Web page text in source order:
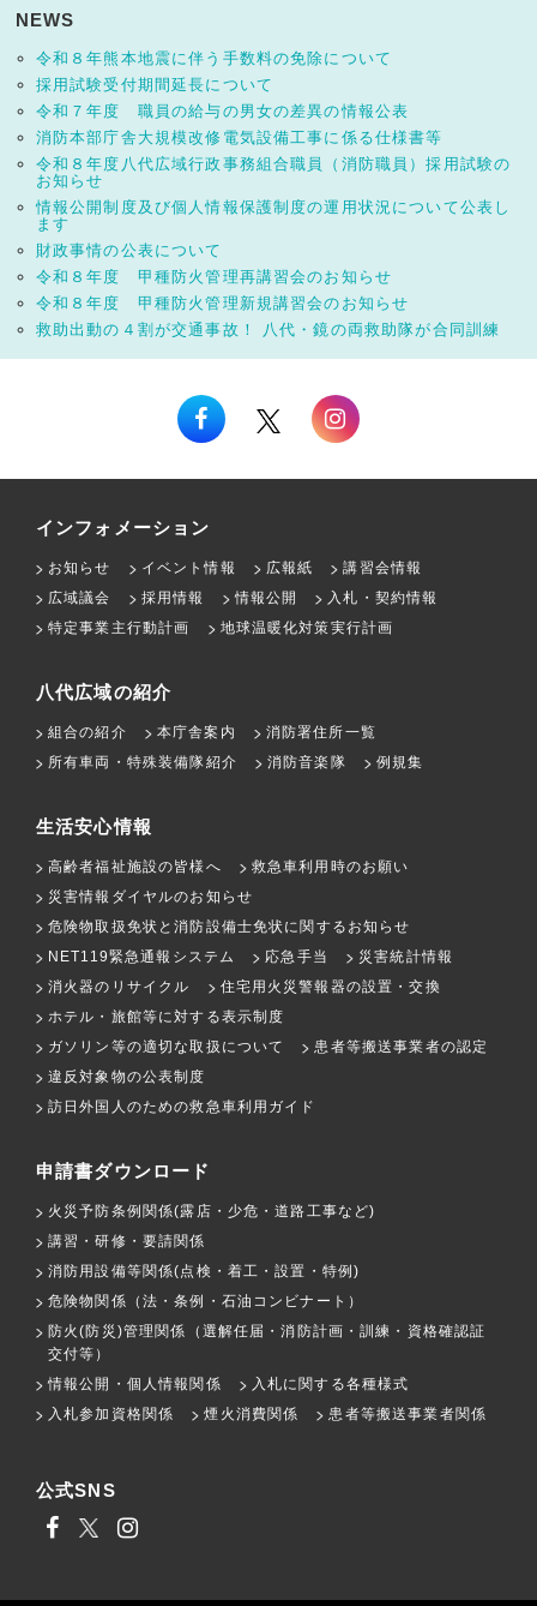
NEWS
令和８年熊本地震に伴う手数料の免除について
採用試験受付期間延長について
令和７年度 職員の給与の男女の差異の情報公表
消防本部庁舎大規模改修電気設備工事に係る仕様書等
令和８年度八代広域行政事務組合職員（消防職員）採用試験の
お知らせ
情報公開制度及び個人情報保護制度の運用状況について公表し
ます
財政事情の公表について
令和８年度 甲種防火管理再講習会のお知らせ
令和８年度 甲種防火管理新規講習会のお知らせ
救助出動の４割が交通事故！ 八代・鏡の両救助隊が合同訓練
インフォメーション
お知らせ イベント情報 広報紙
講習会情報
広域議会
採用情報 情報公開
入札・契約情報
特定事業主行動計画
地球温暖化対策実行計画
八代広域の紹介
組合の紹介 本庁舎案内
消防署住所一覧
所有車両・特殊装備隊紹介
消防音楽隊 例規集
生活安心情報
高齢者福祉施設の皆様へ
救急車利用時のお願い
災害情報ダイヤルのお知らせ
危険物取扱免状と消防設備士免状に関するお知らせ
NET119緊急通報システム
応急手当
災害統計情報
消火器のリサイクル
住宅用火災警報器の設置・交換
ホテル・旅館等に対する表示制度
ガソリン等の適切な取扱について
患者等搬送事業者の認定
違反対象物の公表制度
訪日外国人のための救急車利用ガイド
申請書ダウンロード
火災予防条例関係(露店・少危・道路工事など)
講習・研修・要請関係
消防用設備等関係(点検・着工・設置・特例)
危険物関係（法・条例・石油コンビナート）
防火(防災)管理関係（選解任届・消防計画・訓練・資格確認証
交付等）
情報公開・個人情報関係
入札に関する各種様式
入札参加資格関係
煙火消費関係 患者等搬送事業者関係
公式SNS